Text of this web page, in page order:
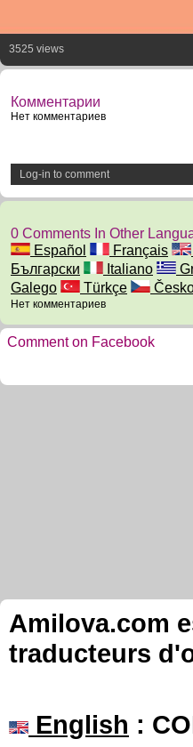
3525 views
Комментарии
Нет комментариев
Log-in to comment
0 Comments In Other
Español
Français
Български
Italiano
Galego
Türkçe
Нет комментариев
Comment on Facebook
Amilova.com
traducteurs
English :